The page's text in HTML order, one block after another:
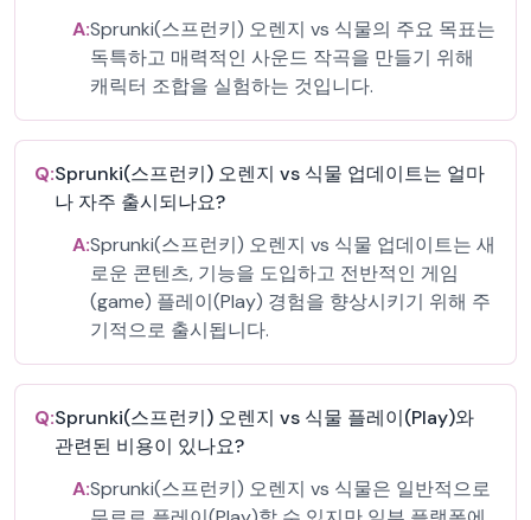
A:Sprunki(스프런키) 오렌지 vs 식물의 주요 목표는
독특하고 매력적인 사운드 작곡을 만들기 위해
캐릭터 조합을 실험하는 것입니다.
Q:Sprunki(스프런키) 오렌지 vs 식물 업데이트는 얼마
나 자주 출시되나요?
A:Sprunki(스프런키) 오렌지 vs 식물 업데이트는 새
로운 콘텐츠, 기능을 도입하고 전반적인 게임
(game) 플레이(Play) 경험을 향상시키기 위해 주
기적으로 출시됩니다.
Q:Sprunki(스프런키) 오렌지 vs 식물 플레이(Play)와
관련된 비용이 있나요?
A:Sprunki(스프런키) 오렌지 vs 식물은 일반적으로